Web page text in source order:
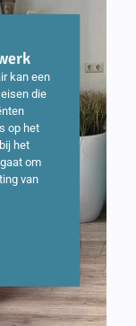
kan een
die
op het
het
om
van